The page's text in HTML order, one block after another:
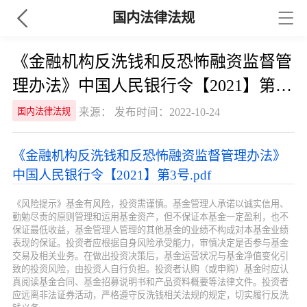
国内法律法规
《金融机构反洗钱和反恐怖融资监督管
理办法》中国人民银行令【2021】第3
号
国内法律法规 来源： 发布时间：2022-10-24
《金融机构反洗钱和反恐怖融资监督管理办法》
中国人民银行令【2021】第3号.pdf
《风险提示》基金有风险，投资需谨慎。基金管理人承诺以诚实信用、
勤勉尽责的原则管理和运用基金资产，但不保证本基金一定盈利，也不
保证最低收益，基金管理人管理的其他基金的业绩不构成对本基金业绩
表现的保证。投资者应根据自身风险承受能力，审慎决定是否参与基金
交易及相关业务。在做出投资决策后，基金运营状况与基金净值变化引
致的投资风险，由投资人自行负担。投资者认购（或申购）基金时应认
真阅读基金合同、基金招募说明书和产品资料概要等法律文件。投资者
应远离非法证券活动，严格遵守反洗钱相关法规的规定，切实履行反洗